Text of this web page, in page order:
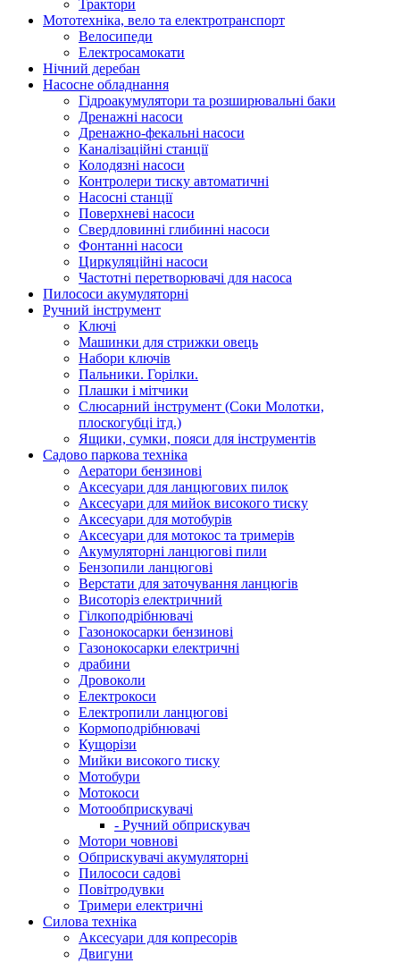
Трактори
Мототехніка, вело та електротранспорт
Велосипеди
Електросамокати
Нічний деребан
Насосне обладнання
Гідроакумулятори та розширювальні баки
Дренажні насоси
Дренажно-фекальні насоси
Каналізаційні станції
Колодязні насоси
Контролери тиску автоматичні
Насосні станції
Поверхневі насоси
Свердловинні глибинні насоси
Фонтанні насоси
Циркуляційні насоси
Частотні перетворювачі для насоса
Пилососи акумуляторні
Ручний інструмент
Ключі
Машинки для стрижки овець
Набори ключів
Пальники. Горілки.
Плашки і мітчики
Слюсарний інструмент (Соки Молотки,
плоскогубці ітд.)
Ящики, сумки, пояси для інструментів
Садово паркова техніка
Аератори бензинові
Аксесуари для ланцюгових пилок
Аксесуари для мийок високого тиску
Аксесуари для мотобурів
Аксесуари для мотокос та тримерів
Акумуляторні ланцюгові пили
Бензопили ланцюгові
Верстати для заточування ланцюгів
Висоторіз електричний
Гілкоподрібнювачі
Газонокосарки бензинові
Газонокосарки електричні
драбини
Дровоколи
Електрокоси
Електропили ланцюгові
Кормоподрібнювачі
Кущорізи
Мийки високого тиску
Мотобури
Мотокоси
Мотообприскувачі
- Ручний обприскувач
Мотори човнові
Обприскувачі акумуляторні
Пилососи садові
Повітродувки
Тримери електричні
Силова техніка
Аксесуари для копресорів
Двигуни